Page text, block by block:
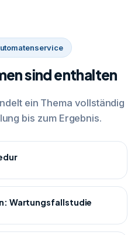
sind enthalten
ein Thema vollständig
bis zum Ergebnis.
Wartungsfallstudie